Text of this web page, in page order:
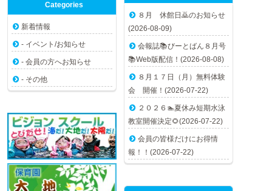
８月 休館日🙇のお知らせ
(2026-08-09)
会報誌📚びーとばん８月号
📚Web版配信！(2026-08-08)
８月１７日（月）無料体験
会 開催！(2026-07-22)
２０２６🏊夏休み短期水泳
教室開催決定🌻(2026-07-22)
会員の皆様だけにお得情
報！！(2026-07-22)
Categories
新着情報
- イベント/お知らせ
- 会員の方へお知らせ
- その他